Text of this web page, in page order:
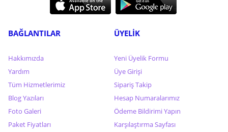
BAĞLANTILAR
Hakkımızda
Yardım
Tüm Hizmetlerimiz
Blog Yazıları
Foto Galeri
Paket Fiyatları
ÜYELİK
Yeni Üyelik Formu
Üye Girişi
Sipariş Takip
Hesap Numaralarımız
Ödeme Bildirimi Yapın
Karşılaştırma Sayfası